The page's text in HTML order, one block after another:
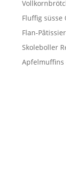
Fluffig süsse
Flan-
Skoleboller
Apfelmuffins